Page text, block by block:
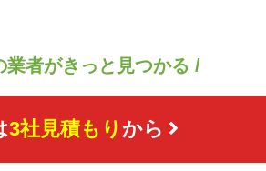
業者がきっと見つかる /
3社見積もり から